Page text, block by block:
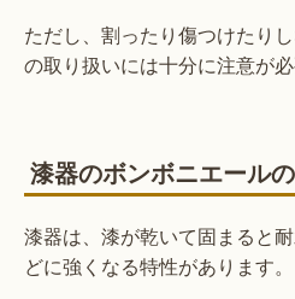
ただし、割ったり傷つけたり
の取り扱いには十分に注意が必
漆器のボンボニエール
漆器は、漆が乾いて固まると
どに強くなる特性があります。